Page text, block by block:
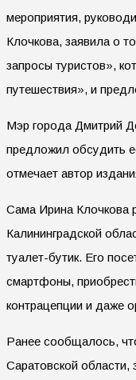
мероприятия,
Клочкова, заявила о
запросы туристов»,
путешествия», и
Мэр города Дмитрий
предложил обсудить
отмечает автор
Сама Ирина Клочкова
Калининградской
туалет-бутик. Его
смартфоны,
контрацепции и даже
Ранее сообщалось,
Саратовской области,